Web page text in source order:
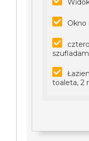
Okno
toaleta, 2